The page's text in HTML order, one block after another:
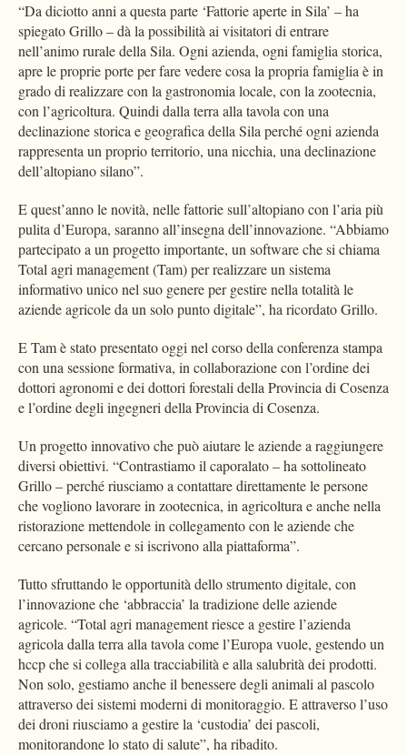
“Da diciotto anni a questa parte ‘Fattorie aperte in Sila’ – ha
spiegato Grillo – dà la possibilità ai visitatori di entrare
nell’animo rurale della Sila. Ogni azienda, ogni famiglia storica,
apre le proprie porte per fare vedere cosa la propria famiglia è in
grado di realizzare con la gastronomia locale, con la zootecnia,
con l’agricoltura. Quindi dalla terra alla tavola con una
declinazione storica e geografica della Sila perché ogni azienda
rappresenta un proprio territorio, una nicchia, una declinazione
dell’altopiano silano”.
E quest’anno le novità, nelle fattorie sull’altopiano con l’aria più
pulita d’Europa, saranno all’insegna dell’innovazione. “Abbiamo
partecipato a un progetto importante, un software che si chiama
Total agri management (Tam) per realizzare un sistema
informativo unico nel suo genere per gestire nella totalità le
aziende agricole da un solo punto digitale”, ha ricordato Grillo.
E Tam è stato presentato oggi nel corso della conferenza stampa
con una sessione formativa, in collaborazione con l’ordine dei
dottori agronomi e dei dottori forestali della Provincia di Cosenza
e l’ordine degli ingegneri della Provincia di Cosenza.
Un progetto innovativo che può aiutare le aziende a raggiungere
diversi obiettivi. “Contrastiamo il caporalato – ha sottolineato
Grillo – perché riusciamo a contattare direttamente le persone
che vogliono lavorare in zootecnica, in agricoltura e anche nella
ristorazione mettendole in collegamento con le aziende che
cercano personale e si iscrivono alla piattaforma”.
Tutto sfruttando le opportunità dello strumento digitale, con
l’innovazione che ‘abbraccia’ la tradizione delle aziende
agricole. “Total agri management riesce a gestire l’azienda
agricola dalla terra alla tavola come l’Europa vuole, gestendo un
hccp che si collega alla tracciabilità e alla salubrità dei prodotti.
Non solo, gestiamo anche il benessere degli animali al pascolo
attraverso dei sistemi moderni di monitoraggio. E attraverso l’uso
dei droni riusciamo a gestire la ‘custodia’ dei pascoli,
monitorandone lo stato di salute”, ha ribadito.